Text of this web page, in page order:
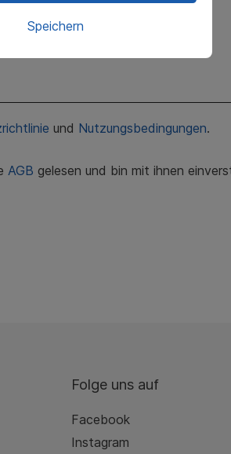
und Nutzungsbedingungen.
AGB gelesen und bin mit ihnen
Folge uns auf
Facebook
Instagram
Speichern